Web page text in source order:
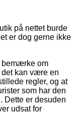
på nettet burde
er dog gerne ikke
bemærke om
kan være en
regler, og at
som har den
Dette er desuden
udsat for